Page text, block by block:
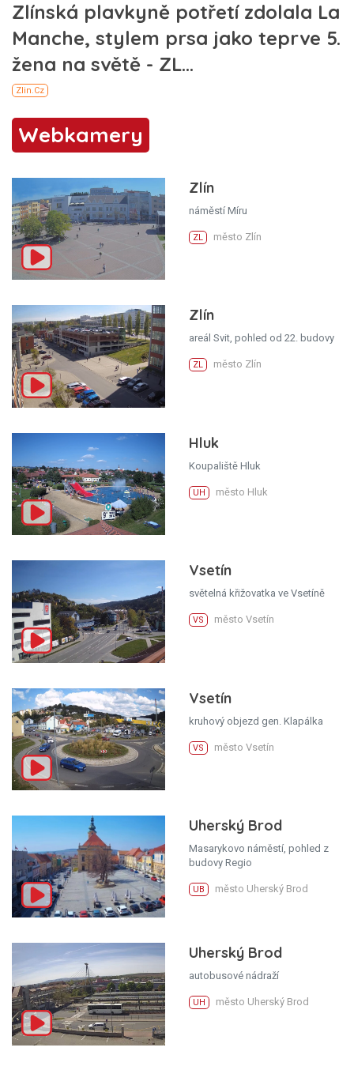
Webkamery
Zlín
náměstí Míru
ZL město Zlín
Zlín
areál Svit, pohled od 22. budovy
ZL město Zlín
Hluk
Koupaliště Hluk
UH město Hluk
Vsetín
světelná křižovatka ve Vsetíně
VS město Vsetín
Vsetín
kruhový objezd gen. Klapálka
VS město Vsetín
Uherský Brod
Masarykovo náměstí, pohled z
budovy Regio
UB město Uherský Brod
Uherský Brod
autobusové nádraží
UH město Uherský Brod